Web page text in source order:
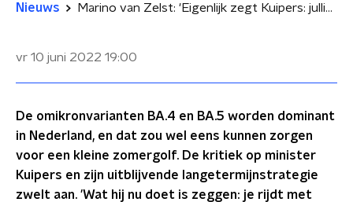
Nieuws Marino van Zelst: 'Eigenlijk zegt Kuipers: jullie weten hoe het werkt, succes ermee'
vr 10 juni 2022 19:00
De omikronvarianten BA.4 en BA.5 worden dominant
in Nederland, en dat zou wel eens kunnen zorgen
voor een kleine zomergolf. De kritiek op minister
Kuipers en zijn uitblijvende langetermijnstrategie
zwelt aan. 'Wat hij nu doet is zeggen: je rijdt met